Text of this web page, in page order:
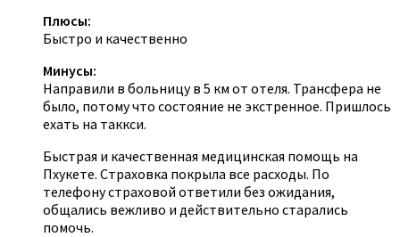
Плюсы:
Быстро и качественно
Минусы:
Направили в больницу в 5 км от отеля. Трансфера не
было, потому что состояние не экстренное. Пришлось
ехать на таккси.
Быстрая и качественная медицинская помощь на
Пхукете. Страховка покрыла все расходы. По
телефону страховой ответили без ожидания,
общались вежливо и действительно старались
помочь.